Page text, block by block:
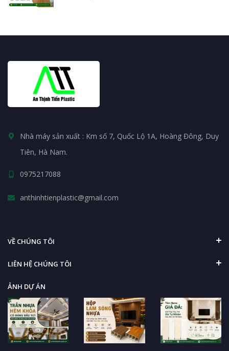
Nhà máy sản xuất : Km số 7, Quốc Lộ 1A, Hoàng Đông, Duy
Tiên, Hà Nam.
0975217088
anthinhtienplastic@gmail.com
VỀ CHÚNG TÔI
LIÊN HỆ CHÚNG TÔI
ẢNH DỰ ÁN